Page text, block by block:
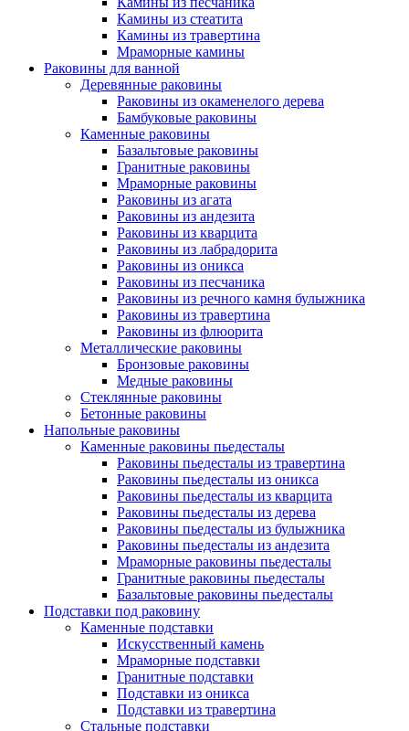
Камины из стеатита
Камины из травертина
Мраморные камины
Раковины для ванной
Деревянные раковины
Раковины из окаменелого дерева
Бамбуковые раковины
Каменные раковины
Базальтовые раковины
Гранитные раковины
Мраморные раковины
Раковины из агата
Раковины из андезита
Раковины из кварцита
Раковины из лабрадорита
Раковины из оникса
Раковины из песчаника
Раковины из речного камня булыжника
Раковины из травертина
Раковины из флюорита
Металлические раковины
Бронзовые раковины
Медные раковины
Стеклянные раковины
Бетонные раковины
Напольные раковины
Каменные раковины пьедесталы
Раковины пьедесталы из травертина
Раковины пьедесталы из оникса
Раковины пьедесталы из кварцита
Раковины пьедесталы из дерева
Раковины пьедесталы из булыжника
Раковины пьедесталы из андезита
Мраморные раковины пьедесталы
Гранитные раковины пьедесталы
Базальтовые раковины пьедесталы
Подставки под раковину
Каменные подставки
Искусственный камень
Мраморные подставки
Гранитные подставки
Подставки из оникса
Подставки из травертина
Стальные подставки